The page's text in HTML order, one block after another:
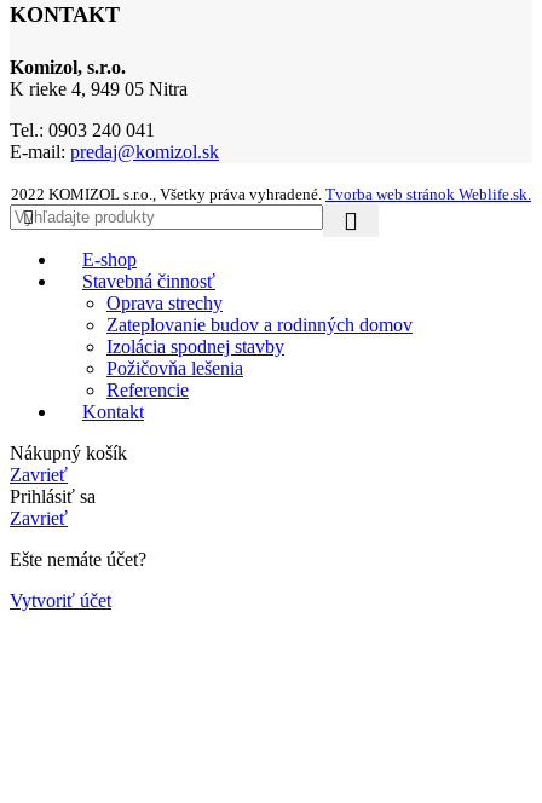
KONTAKT
Komizol, s.r.o.
K rieke 4, 949 05 Nitra
Tel.: 0903 240 041
E-mail: predaj@komizol.sk
2022 KOMIZOL s.r.o., Všetky práva vyhradené. Tvorba web stránok Weblife.sk.
E-shop
Stavebná činnosť
Oprava strechy
Zateplovanie budov a rodinných domov
Izolácia spodnej stavby
Požičovňa lešenia
Referencie
Kontakt
Nákupný košík
Zavrieť
Prihlásiť sa
Zavrieť
Ešte nemáte účet?
Vytvoriť účet